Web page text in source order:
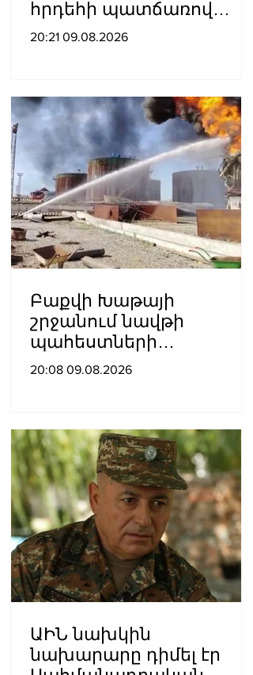
հրդեհի պատճառով
տարհանվել է գրեթե
20:21 09.08.2026
Բաքվի Խաթայի
շրջանում նավթի
պահեստների
տարածքում խոշոր
20:08 09.08.2026
ԱԻՆ նախկին
նախարարը դիմել էր